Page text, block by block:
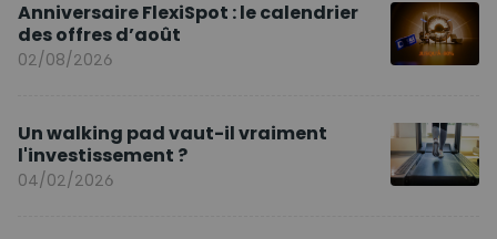
Anniversaire FlexiSpot : le calendrier
des offres d’août
02/08/2026
Un walking pad vaut-il vraiment
l'investissement ?
04/02/2026